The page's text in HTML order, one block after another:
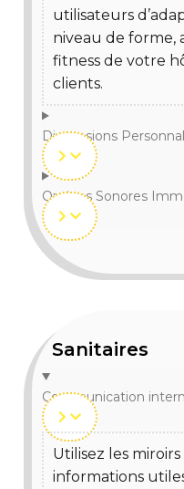
utilisateurs
niveau de forme,
fitness de votre
clients.
Dimensions
Options Sonores
Sanitaires
Communication
Utilisez les
informations